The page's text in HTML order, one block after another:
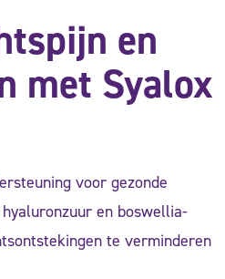
en
met Syalox
voor gezonde
en boswellia-
te verminderen